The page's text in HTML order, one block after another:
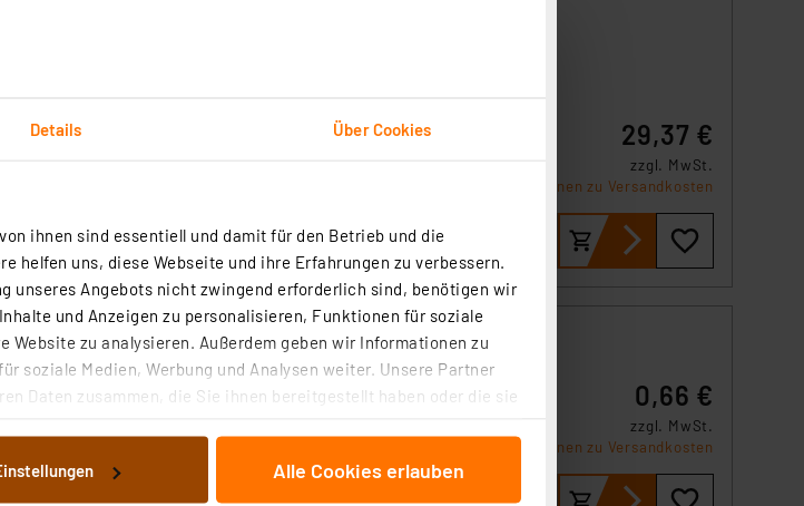
Details Über Cookies
ihnen sind essentiell und damit für den Betrieb und die
helfen uns, diese Webseite und ihre Erfahrungen zu verbessern.
unseres Angebots nicht zwingend erforderlich sind, benötigen wir
und Anzeigen zu personalisieren, Funktionen für soziale
Website zu analysieren. Außerdem geben wir Informationen zu
soziale Medien, Werbung und Analysen weiter. Unsere Partner
Daten zusammen, die Sie ihnen bereitgestellt haben oder die sie
die von Ihnen ausgewählten Verarbeitungszwecke (Art. 6
Cookies nach Zweck und Anbieter ist durch Klick auf den
Alle Cookies erlauben
Werkzeugen und weiterem Werkstatt-
29,37 €
zzgl. MwSt.
Informationen zu Versandkosten
Reduktion, metrisches
M20 M12 (1 Stück)
255334
von Kunststoff-Kabelverschraubungen
Schutzart IP54 ohne zusätzliche
Schutzart bis IP68 möglich mit
0,66 €
zzgl. MwSt.
Informationen zu Versandkosten